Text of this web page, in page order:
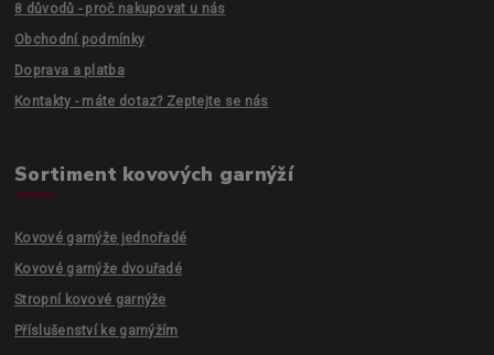
8 důvodů - proč nakupovat u nás
Obchodní podmínky
Doprava a platba
Kontakty - máte dotaz? Zeptejte se nás
Sortiment kovových garnýží
Kovové garnýže jednořadé
Kovové garnýže dvouřadé
Stropní kovové garnýže
Příslušenství ke garnýžím